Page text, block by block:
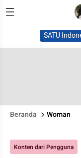
SATU
Beranda Woman
Konten dari Pengguna